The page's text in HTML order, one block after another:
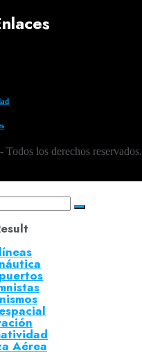
los derechos reservados.
Aérea